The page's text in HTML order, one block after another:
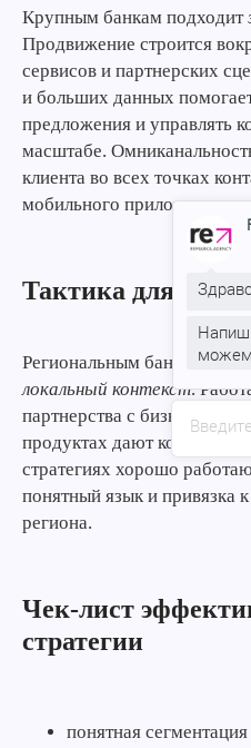
Крупным банкам подходит
Продвижение строится
сервисов и партнерских
и больших данных
предложения и управлять
масштабе.
клиента во всех точках
мобильного приложения и
Тактика для
Региональным банкам
локальный контекст.
партнерства с бизнесом и
продуктах дают
стратегиях хорошо
понятный язык и привязка
региона.
Чек-лист
стратегии
понятная